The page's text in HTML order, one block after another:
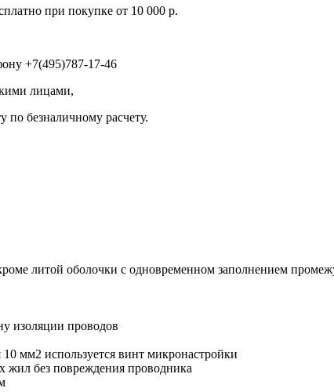
при покупке от 10 000 р.
+7(495)787-17-46
лицами,
по безналичному расчету.
литой оболочки с одновременном заполнением
изоляции проводов
мм2 используется винт микронастройки
без повреждения проводника